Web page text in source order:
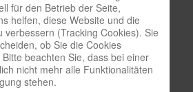
our own behalf
News archive
für den Betrieb der Seite,
helfen, diese Website und die
verbessern (Tracking Cookies). Sie
ob Sie die Cookies
beachten Sie, dass bei einer
nicht mehr alle Funktionalitäten
stehen.